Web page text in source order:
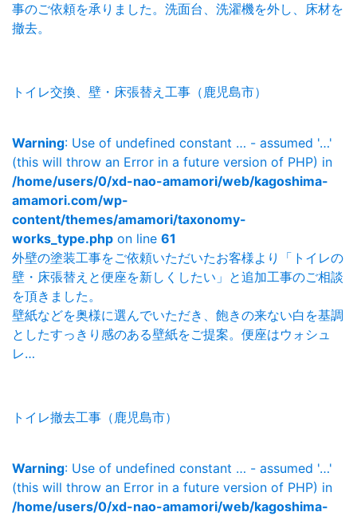
事のご依頼を承りました。洗面台、洗濯機を外し、床材を
撤去。
トイレ交換、壁・床張替え工事（鹿児島市）
Warning: Use of undefined constant … - assumed '…'
(this will throw an Error in a future version of PHP) in
/home/users/0/xd-nao-amamori/web/kagoshima-
amamori.com/wp-
content/themes/amamori/taxonomy-
works_type.php on line 61
外壁の塗装工事をご依頼いただいたお客様より「トイレの
壁・床張替えと便座を新しくしたい」と追加工事のご相談
を頂きました。
壁紙などを奥様に選んでいただき、飽きの来ない白を基調
としたすっきり感のある壁紙をご提案。便座はウォシュ
レ…
トイレ撤去工事（鹿児島市）
Warning: Use of undefined constant … - assumed '…'
(this will throw an Error in a future version of PHP) in
/home/users/0/xd-nao-amamori/web/kagoshima-